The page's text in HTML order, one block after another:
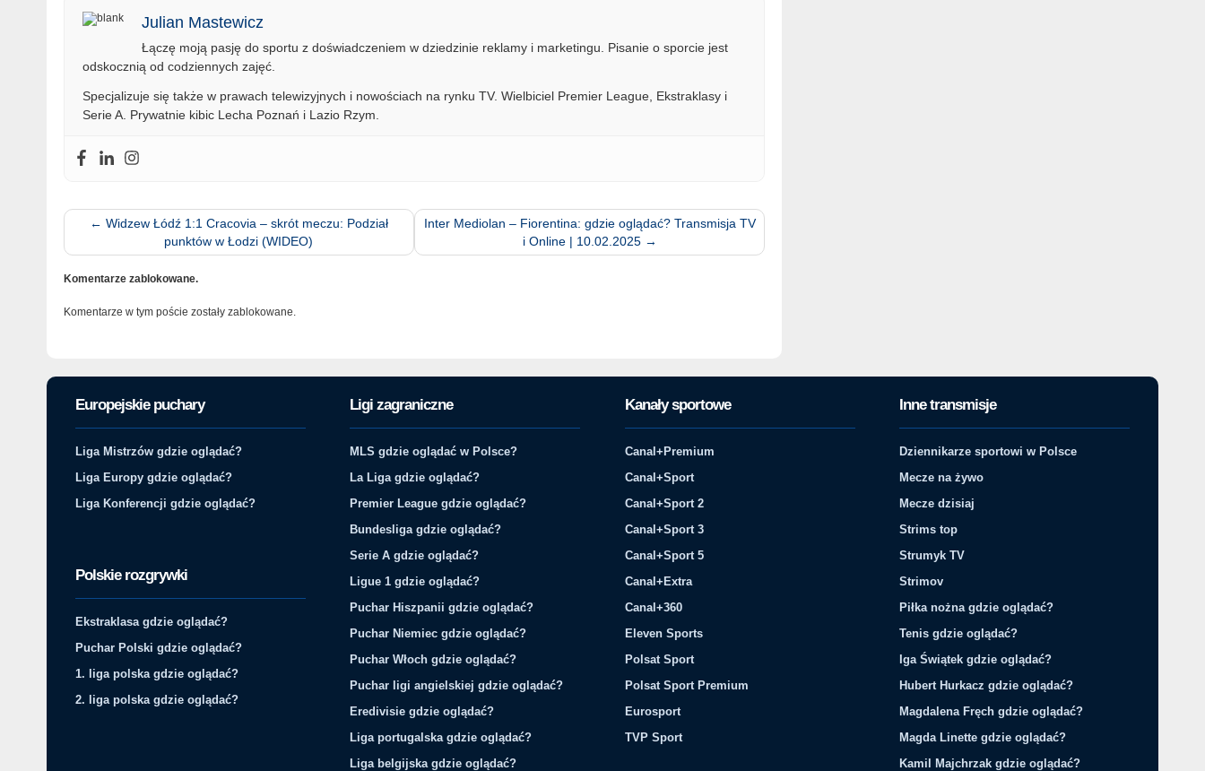
Julian Mastewicz
Łączę moją pasję do sportu z doświadczeniem w dziedzinie reklamy i marketingu. Pisanie o sporcie jest
odskocznią od codziennych zajęć.
Specjalizuje się także w prawach telewizyjnych i nowościach na rynku TV. Wielbiciel Premier League, Ekstraklasy i
Serie A. Prywatnie kibic Lecha Poznań i Lazio Rzym.
← Widzew Łódź 1:1 Cracovia – skrót meczu: Podział
punktów w Łodzi (WIDEO)
Inter Mediolan – Fiorentina: gdzie oglądać? Transmisja TV
i Online | 10.02.2025 →
Komentarze zablokowane.
Komentarze w tym poście zostały zablokowane.
Europejskie puchary
Liga Mistrzów gdzie oglądać?
Liga Europy gdzie oglądać?
Liga Konferencji gdzie oglądać?
Polskie rozgrywki
Ekstraklasa gdzie oglądać?
Puchar Polski gdzie oglądać?
1. liga polska gdzie oglądać?
2. liga polska gdzie oglądać?
Ligi zagraniczne
MLS gdzie oglądać w Polsce?
La Liga gdzie oglądać?
Premier League gdzie oglądać?
Bundesliga gdzie oglądać?
Serie A gdzie oglądać?
Ligue 1 gdzie oglądać?
Puchar Hiszpanii gdzie oglądać?
Puchar Niemiec gdzie oglądać?
Puchar Włoch gdzie oglądać?
Puchar ligi angielskiej gdzie oglądać?
Eredivisie gdzie oglądać?
Liga portugalska gdzie oglądać?
Liga belgijska gdzie oglądać?
Kanały sportowe
Canal+Premium
Canal+Sport
Canal+Sport 2
Canal+Sport 3
Canal+Sport 5
Canal+Extra
Canal+360
Eleven Sports
Polsat Sport
Polsat Sport Premium
Eurosport
TVP Sport
Inne transmisje
Dziennikarze sportowi w Polsce
Mecze na żywo
Mecze dzisiaj
Strims top
Strumyk TV
Strimov
Piłka nożna gdzie oglądać?
Tenis gdzie oglądać?
Iga Świątek gdzie oglądać?
Hubert Hurkacz gdzie oglądać?
Magdalena Fręch gdzie oglądać?
Magda Linette gdzie oglądać?
Kamil Majchrzak gdzie oglądać?